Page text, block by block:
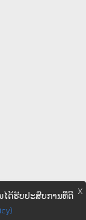
X
ໄດ້ຮັບປະສົບການທີ່ດີ